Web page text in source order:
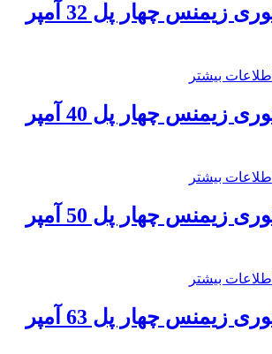
کلید مینیاتوری زیمنس چهار پل 32 آمپر
اطلاعات بیشتر
کلید مینیاتوری زیمنس چهار پل 40 آمپر
اطلاعات بیشتر
کلید مینیاتوری زیمنس چهار پل 50 آمپر
اطلاعات بیشتر
کلید مینیاتوری زیمنس چهار پل 63 آمپر